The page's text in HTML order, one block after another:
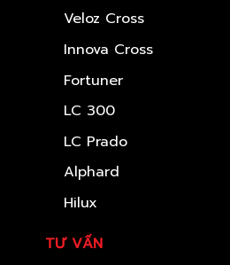
Veloz Cross
Innova Cross
Fortuner
LC 300
LC Prado
Alphard
Hilux
TƯ VẤN